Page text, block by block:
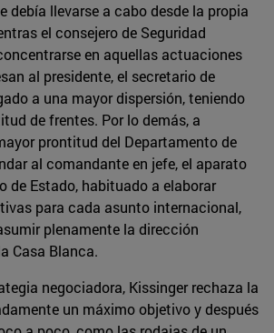
debía llevarse a cabo desde la propia
el consejero de Seguridad
en aquellas actuaciones
al presidente, el secretario de
a una mayor dispersión, teniendo
de frentes. Por lo demás, a
prontitud del Departamento de
al comandante en jefe, el aparato
de Estado, habituado a elaborar
para cada asunto internacional,
plenamente la dirección
Casa Blanca.
negociadora, Kissinger rechaza la
un máximo objetivo y después